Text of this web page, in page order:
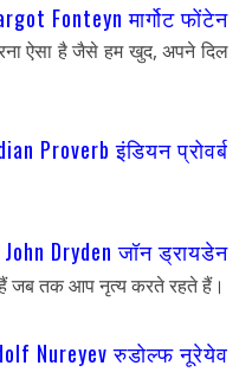
Fonteyn मार्गोट फोंटेन
ऐसा है जैसे हम खुद, अपने दिल
Proverb इंडियन प्रोवर्ब
John Dryden जॉन ड्रायडेन
जब तक आप नृत्य करते रहते हैं।
Nureyev रुडोल्फ नूरेयेव